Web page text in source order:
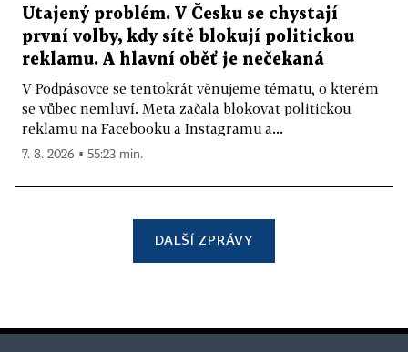
Utajený problém. V Česku se chystají
první volby, kdy sítě blokují politickou
reklamu. A hlavní oběť je nečekaná
V Podpásovce se tentokrát věnujeme tématu, o kterém
se vůbec nemluví. Meta začala blokovat politickou
reklamu na Facebooku a Instagramu a...
7. 8. 2026 ▪ 55:23 min.
DALŠÍ ZPRÁVY